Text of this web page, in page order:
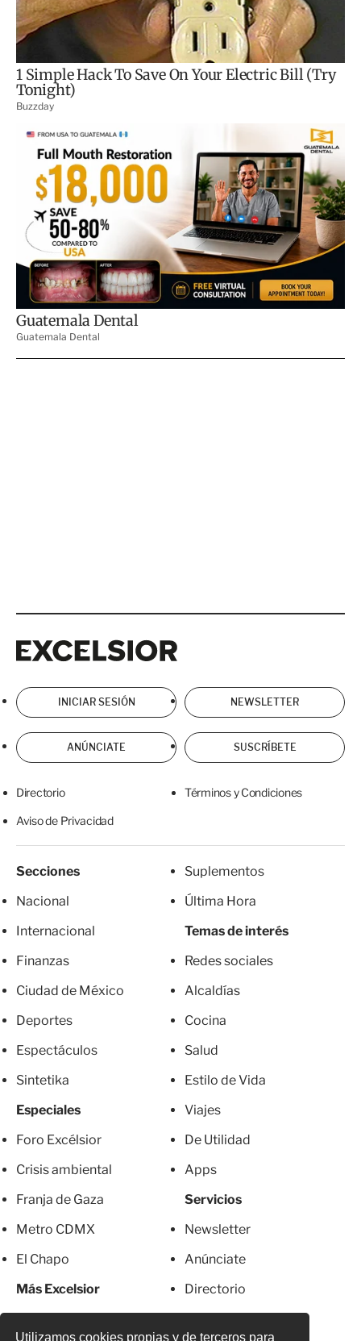
Utilizamos cookies propias y de terceros para
INICIAR SESIÓN NEWSLETTER
ANÚNCIATE SUSCRÍBETE
Directorio Términos y Condiciones
Aviso de Privacidad
Secciones
Nacional
Internacional
Finanzas
Ciudad de México
Deportes
Espectáculos
Sintetika
Especiales
Foro Excélsior
Crisis ambiental
Franja de Gaza
Metro CDMX
El Chapo
Más Excelsior
Suplementos
Última Hora
Temas de interés
Redes sociales
Alcaldías
Cocina
Salud
Estilo de Vida
Viajes
De Utilidad
Apps
Servicios
Newsletter
Anúnciate
Directorio